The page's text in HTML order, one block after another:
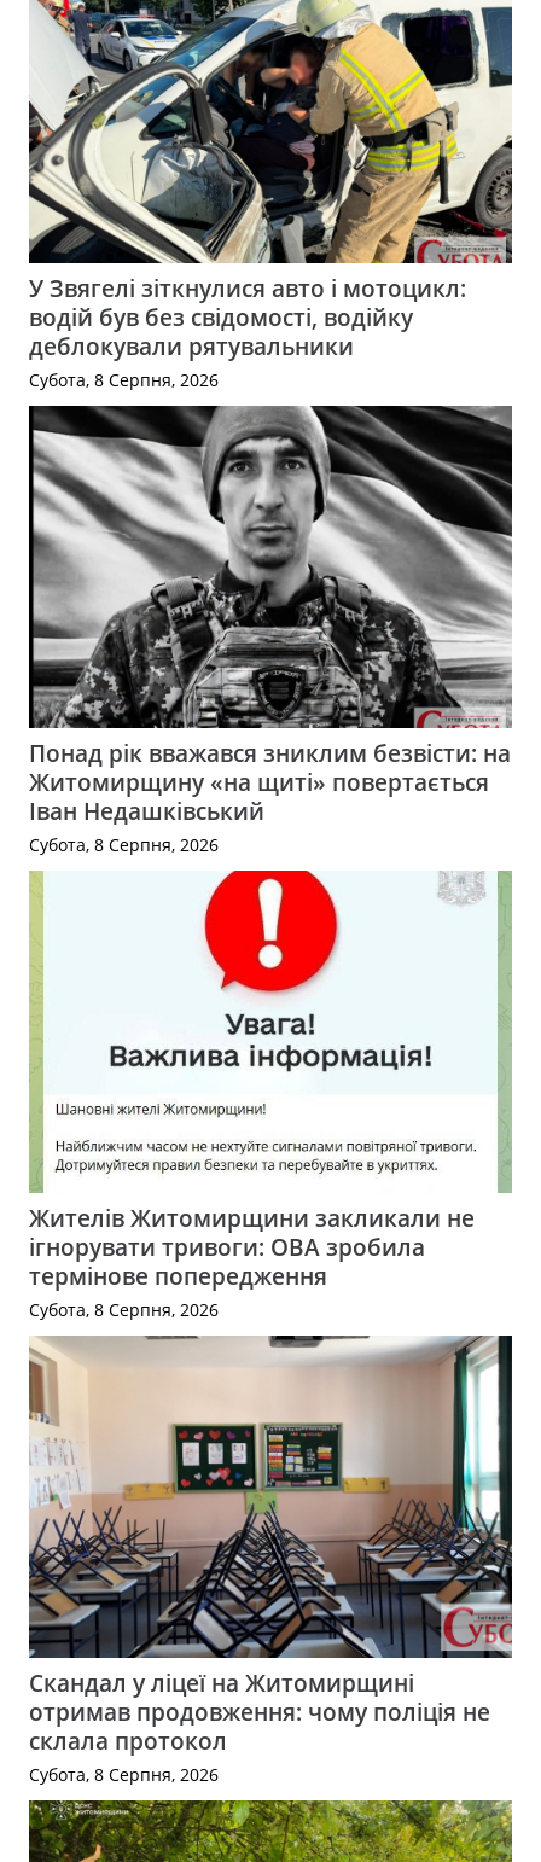
У Звягелі зіткнулися авто і мотоцикл:
водій був без свідомості, водійку
деблокували рятувальники
Субота, 8 Серпня, 2026
Понад рік вважався зниклим безвісти: на
Житомирщину «на щиті» повертається
Іван Недашківський
Субота, 8 Серпня, 2026
Жителів Житомирщини закликали не
ігнорувати тривоги: ОВА зробила
термінове попередження
Субота, 8 Серпня, 2026
Скандал у ліцеї на Житомирщині
отримав продовження: чому поліція не
склала протокол
Субота, 8 Серпня, 2026